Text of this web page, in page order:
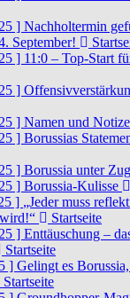
] Nachholtermin
September!
] 11:0 – Top-Start
]
] Namen und
] Borussias
] Borussia unter
] Borussia-Kulisse
] „Jeder muss
Startseite
] Enttäuschung –
Startseite
] Gelingt es
Startseite